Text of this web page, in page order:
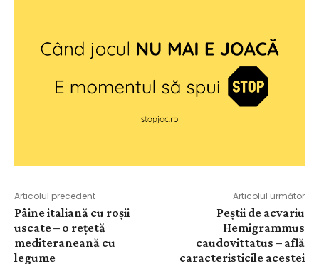
Articolul precedent
Pâine italiană cu roșii
uscate – o rețetă
mediteraneană cu
legume
Articolul următor
Peștii de acvariu
Hemigrammus
caudovittatus – află
caracteristicile acestei